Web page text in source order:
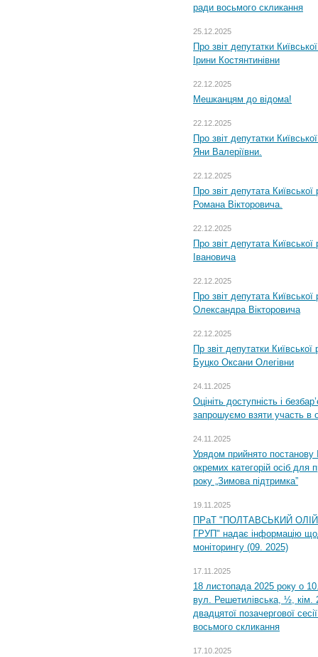
ради восьмого скликання
25.12.2025
Про звіт депутатки
Ірини Костянтинівни
22.12.2025
Мешканцям до відома!
22.12.2025
Про звіт депутатки
Яни Валеріївни.
22.12.2025
Про звіт депутата
Романа Вікторовича.
22.12.2025
Про звіт депутата
Івановича
22.12.2025
Про звіт депутата
Олександра Вікторовича
22.12.2025
Пр звіт депутатки
Буцко Оксани Олегівни
24.11.2025
Оцініть доступність і
запрошуємо взяти участь в
24.11.2025
Урядом прийнято постанову
окремих категорій осіб для
року „Зимова підтримка”
19.11.2025
ПРаТ "ПОЛТАВСЬКИЙ
ГРУП" надає інформацію
моніторингу (09. 2025)
17.11.2025
18 листопада 2025 року о
вул. Решетилівська, ½, кім.
двадцятої позачергової
восьмого скликання
17.10.2025